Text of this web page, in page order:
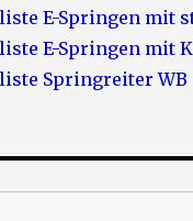
E-Springen mit
E-Springen mit
Springreiter WB